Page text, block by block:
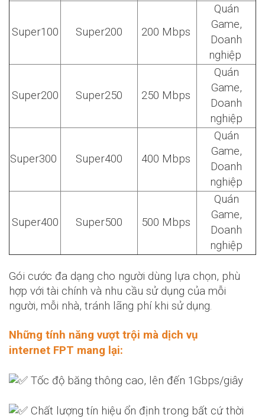
Super100 Super200 200 Mbps
Quán
Game,
Doanh
nghiệp
Super200 Super250 250 Mbps
Quán
Game,
Doanh
nghiệp
Super300 Super400 400 Mbps
Quán
Game,
Doanh
nghiệp
Super400 Super500 500 Mbps
Quán
Game,
Doanh
nghiệp
Gói cước đa dạng cho người dùng lựa chọn, phù
hợp với tài chính và nhu cầu sử dụng của mỗi
người, mỗi nhà, tránh lãng phí khi sử dụng.
Những tính năng vượt trội mà dịch vụ
internet FPT mang lại:
Tốc độ băng thông cao, lên đến 1Gbps/giây
Chất lượng tín hiệu ổn định trong bất cứ thời